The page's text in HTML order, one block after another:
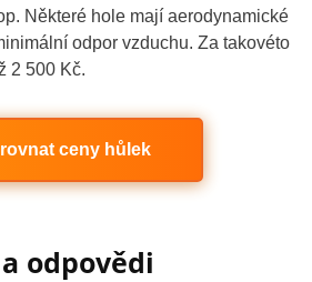
Některé hole mají aerodynamické
odpor vzduchu. Za takovéto
2 500 Kč.
ceny hůlek
odpovědi